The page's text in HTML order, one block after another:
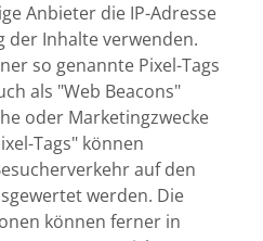
Anbieter die IP-Adresse
der Inhalte verwenden.
so genannte Pixel-Tags
als "Web Beacons"
oder Marketingzwecke
Tags" können
auf den
werden. Die
können ferner in